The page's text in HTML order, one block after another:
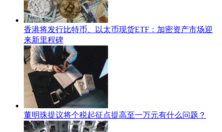
香港将发行比特币、以太币现货ETF：加密资产市场迎
来新里程碑
董明珠提议将个税起征点提高至一万元有什么问题？